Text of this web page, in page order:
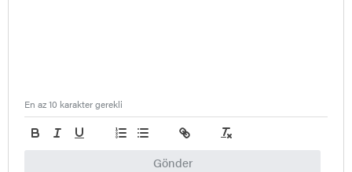
Gönder
En az 10 karakter gerekli